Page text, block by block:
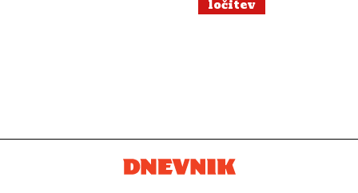
ločitev